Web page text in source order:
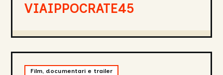
VIAIPPOCRATE45
Film, documentari e trailer